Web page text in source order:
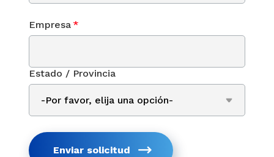
Empresa *
Estado / Provincia
Enviar solicitud